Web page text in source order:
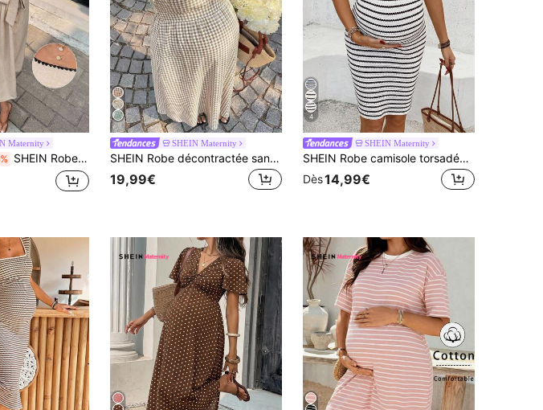
Maternity
SHEIN Robe de maternité à col carré avec garniture florale, manches courtes et taille nouée
SHEIN Maternity
SHEIN Robe décontractée sans manches à nœud sur l'épaule à carreaux pour femme enceinte
19,99€
4
SHEIN Maternity
SHEIN Robe camisole torsadée rayée de mode d'été pour femmes enceintes
Dès14,99€